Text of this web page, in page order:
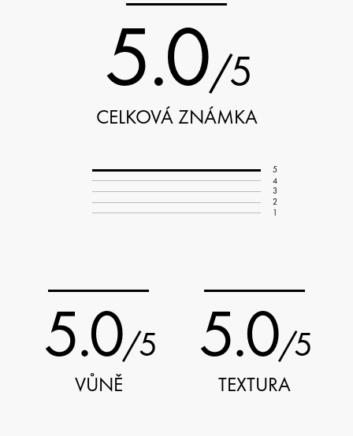
5.0/5
CELKOVÁ ZNÁMKA
5
4
3
2
1
5.0/5
VŮNĚ
5.0/5
TEXTURA